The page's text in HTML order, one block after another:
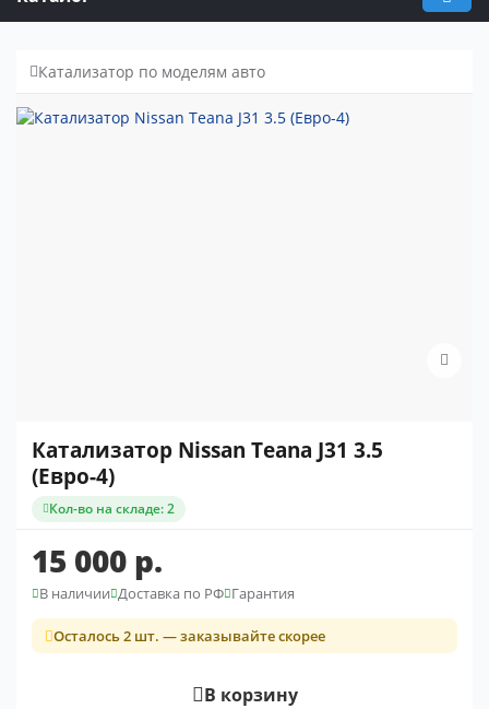
Катализатор по моделям авто
Катализатор Nissan Teana J31 3.5
(Евро-4)
Кол-во на складе: 2
15 000 р.
В наличии Доставка по РФ Гарантия
Осталось 2 шт. — заказывайте скорее
В корзину